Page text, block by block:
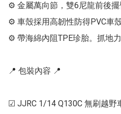
⚙ 金屬萬向節，雙6尼龍前後
⚙ 車殼採用高韌性防得PVC車
⚙ 帶海綿內阻TPE珍胎。抓地
📍 包裝內容 📍
☑ JJRC 1/14 Q130C 無刷越野